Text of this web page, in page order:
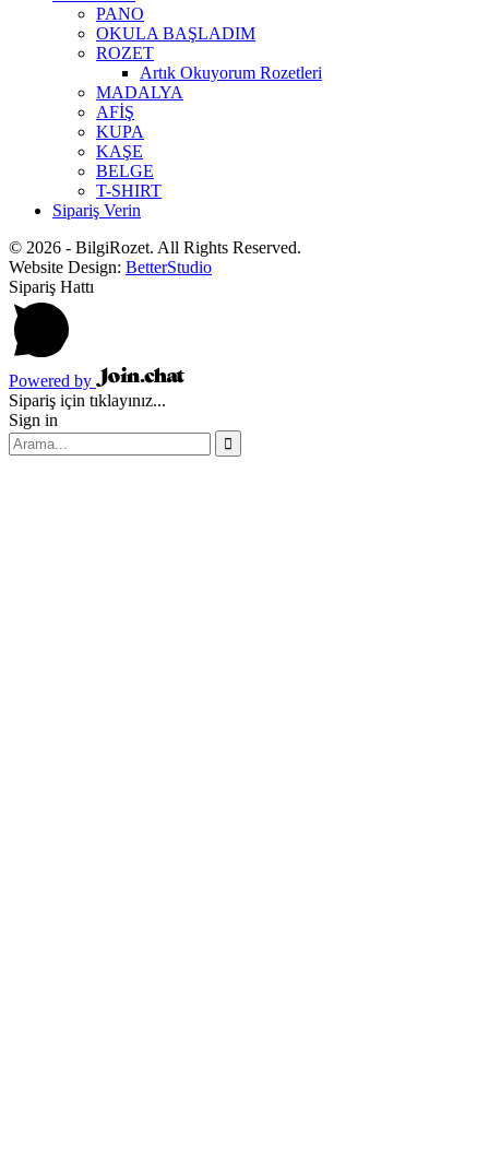
PANO
OKULA BAŞLADIM
ROZET
Artık Okuyorum Rozetleri
MADALYA
AFİŞ
KUPA
KAŞE
BELGE
T-SHIRT
Sipariş Verin
© 2026 - BilgiRozet. All Rights Reserved.
Website Design: BetterStudio
Sipariş Hattı
Powered by
Sipariş için tıklayınız...
Sign in